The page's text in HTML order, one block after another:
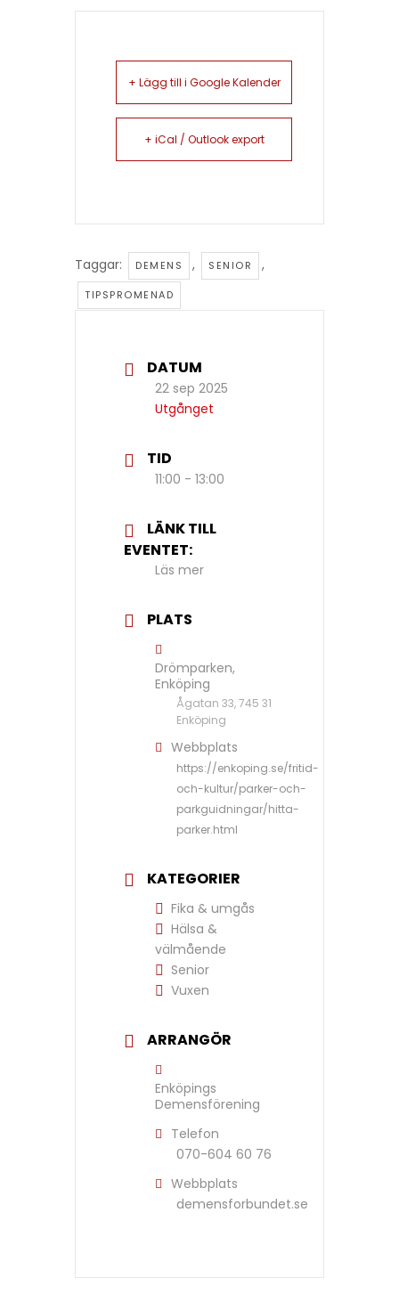
+ Lägg till i Google Kalender
+ iCal / Outlook export
Taggar: DEMENS , SENIOR ,
TIPSPROMENAD
DATUM
22 sep 2025
Utgånget
TID
11:00 - 13:00
LÄNK TILL
EVENTET:
Läs mer
PLATS
Drömparken,
Enköping
Ågatan 33, 745 31
Enköping
Webbplats
https://enkoping.se/fritid-
och-kultur/parker-och-
parkguidningar/hitta-
parker.html
KATEGORIER
Fika & umgås
Hälsa &
välmående
Senior
Vuxen
ARRANGÖR
Enköpings
Demensförening
Telefon
070-604 60 76
Webbplats
demensforbundet.se